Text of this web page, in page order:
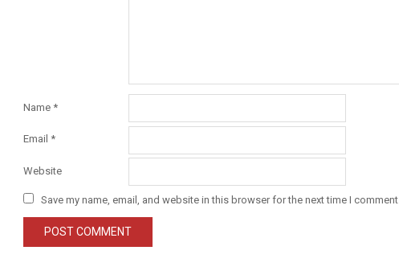
Name *
Email *
Website
Save my name, email, and website in this browser for the next time I comment.